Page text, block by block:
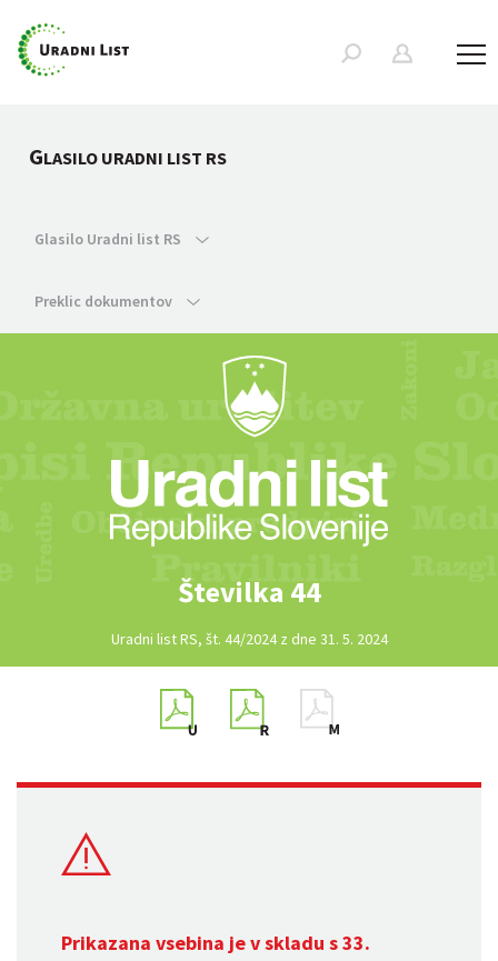
GLASILO URADNI LIST RS
Glasilo Uradni list RS
Preklic dokumentov
Številka 44
Uradni list RS, št. 44/2024 z dne 31. 5. 2024
Prikazana vsebina je v skladu s 33.